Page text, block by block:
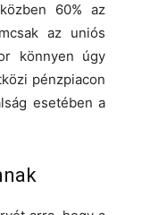
60% az
az uniós
könnyen úgy
pénzpiacon
esetében a